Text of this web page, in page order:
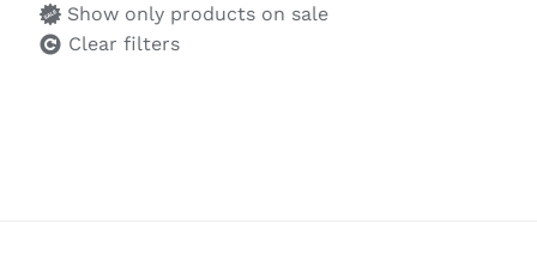
Show only products on sale
Clear filters